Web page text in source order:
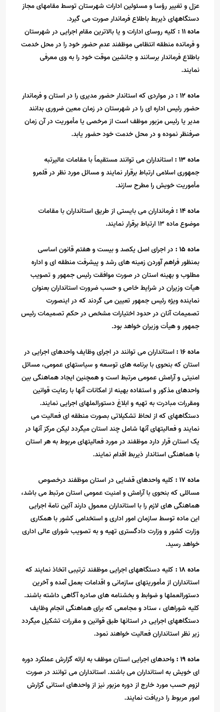
عزل و تغییر رؤسا و مسئولین ادارات شهرستان توسط مقامهای مجاز
دستگاههای ذیربط باطلاع فرماندار صورت می گیرد.
ماده11
: کلیه روسای ادارات و یا بالاترین مقام اجرایی در شهرستان
و فرمانده منطقه انتظامی موظفند عدم حضور خود را در محل خدمت
باطلاع فرماندار برسانند و جانشین موقت خود را به وی معرفی
نمایند.
ماده 12
: در مواردی که استاندار حضور مدیری را در استان و فرماندار
حضور رئیس اداره ای را در شهرستان در زمان معین ضروری بدانند
مدیر یا رئیس مزبور موظف است از مرخصی یا مأموریت در آن زمان
صرفنظر نموده و در محل خدمت خود حضور یابد.
ماده 13
: استانداران می توانند مستقیماً با مقامات عالیرتبه
جمهوری اسلامی ارتباط برقرار نمایند و مسائل مورد نظر در قلمرو
مأموریت خویش را مطرح سازند.
ماده14
: فرمانداران می بایستی از طریق استانداران با مقامات
موضوع ماده 13ارتباط برقرار نمایند.
ماده 15
: در اجرای اصل یکصد و بیست و هفتم قانون اساسی
بمنظور فراهم آوردن زمینه های رشد و پیشرفت منطقه ای و اداره
مطلوب و بهینه استان در صورت موافقت رئیس جمهور و تصویب
هیآت وزیران در شرایط خاص و حسب ضرورت استانداران بعنوان
نماینده ویژه رئیس جمهور تعیین می گردند که در اینصورت
تصمیمات آنان در حدود اختیارات مشخص در حکم تصمیمات رئیس
جمهور و هیأت وزیران خواهد بود.
ماده16
: استانداران می توانند در اجرای وظایف واحدهای اجرایی در
استان که بنحوی با برنامه های توسعه و سیاستهای عمومی، مسائل
امنیتی و آرامش عمومی مرتبط است و همچنین ایجاد هماهنگی بین
واحدهای مذکور و استفاده بهینه از امکانات آنها با رعایت قوانین
ومقررات مبادرت به تهیه و ابلاغ دستورالملهای اجرایی نمایند.
دستگاههای که از لحاظ تشکیلاتی بصورت منطقه ای فعالیت می
نمایند و فعالیتهای آنها شامل چند استان میگردد لیکن مرکز آنها در
یک استان قرار دارد موظفند در مورد فعالیتهای مربوط به هر استان
با هماهنگی استاندار ذیربط اقدام نمایند.
ماده 17
: کلیه واحدهای قضایی در استان موظفند درخصوص
مسائلی که بنحوی با آرامش و امنیت عمومی استان مرتبط می باشد،
هماهنگی های لازم را با استانداران معمول دارند آئین نامة اجرایی
این ماده توسط سازمان امور اداری و استخدامی کشور با همکاری
وزارت کشور و وزارت دادگستری تهیه و به تصویب شورای عالی اداری
خواهد رسید.
ماده 18
: کلیه دستگاههای اجرایی موظفند ترتیبی اتخاذ نمایند که
استانداران از مأموریتهای سازمانی و اقدامات بعمل آمده و آخرین
دستورالعملها و ضوابط و بخشنامه های صادره آگاهی داشته باشند.
کلیه شوراهای ، ستاد و مجامعی که برای هماهنگی انجام وظایف
دستگاههای اجرایی در استانها طبق قوانین و مقررات تشکیل میگردد
زیر نظر استانداران فعالیت خواهند نمود.
ماده 19
: واحدهای اجرایی استان موظف به ارائه گزارش عملکرد دوره
ای خویش به استانداران می باشند. استانداران می توانند در صورت
لزوم حسب مورد خارج از دوره مزبور نیز از واحدهای استانی گزارش
امور مربوط را دریافت نمایند.